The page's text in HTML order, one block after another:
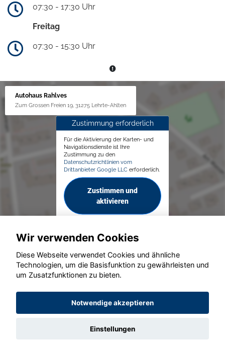
07:30 - 17:30 Uhr
Freitag
07:30 - 15:30 Uhr
Autohaus Rahlves
Zum Grossen Freien 19, 31275 Lehrte-Ahlten
Zustimmung erforderlich
Für die Aktivierung der Karten- und
Navigationsdienste ist Ihre
Zustimmung zu den
Datenschutzrichtlinien vom
Drittanbieter Google LLC erforderlich.
Zustimmen und
aktivieren
© konjunkturmotor.de GmbH 2020 - 2026
Wir verwenden Cookies
Diese Webseite verwendet Cookies und ähnliche
Technologien, um die Basisfunktion zu gewährleisten und
um Zusatzfunktionen zu bieten.
Notwendige akzeptieren
Einstellungen